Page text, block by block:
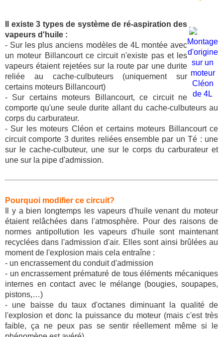
Montage
d'origine
sur un
moteur
Cléon
de 4L
Il existe 3 types de système de ré-aspiration des
vapeurs d'huile :
- Sur les plus anciens modèles de 4L montée avec
un moteur Billancourt ce circuit n'existe pas et les
vapeurs étaient rejetées sur la route par une durite
reliée au cache-culbuteurs (uniquement sur
certains moteurs Billancourt)
- Sur certains moteurs Billancourt, ce circuit ne
comporte qu'une seule durite allant du cache-culbuteurs au
corps du carburateur.
- Sur les moteurs Cléon et certains moteurs Billancourt ce
circuit comporte 3 durites reliées ensemble par un Té : une
sur le cache-culbuteur, une sur le corps du carburateur et
une sur la pipe d'admission.
Pourquoi modifier ce circuit?
Il y a bien longtemps les vapeurs d'huile venant du moteur
étaient relâchées dans l'atmosphère. Pour des raisons de
normes antipollution les vapeurs d'huile sont maintenant
recyclées dans l'admission d'air. Elles sont ainsi brûlées au
moment de l'explosion mais cela entraîne :
- un encrassement du conduit d'admission
- un encrassement prématuré de tous éléments mécaniques
internes en contact avec le mélange (bougies, soupapes,
pistons,…)
- une baisse du taux d'octanes diminuant la qualité de
l'explosion et donc la puissance du moteur (mais c'est très
faible, ça ne peux pas se sentir réellement même si le